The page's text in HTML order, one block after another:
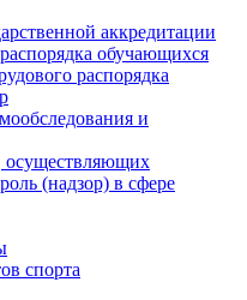
аккредитации
обучающихся
распорядка
и
осуществляющих
(надзор) в сфере
спорта